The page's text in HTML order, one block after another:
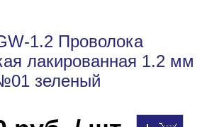
1.2 Проволока
лакированная 1.2 мм
зеленый